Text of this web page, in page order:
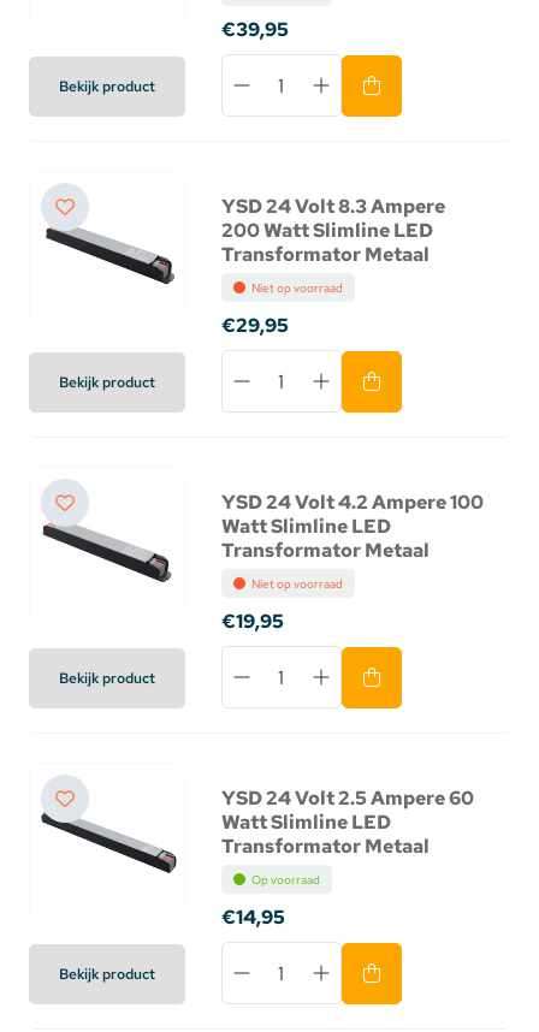
Bekijk product
€39,95
Bekijk product
YSD 24 Volt 8.3 Ampere
200 Watt Slimline LED
Transformator Metaal
Niet op voorraad
€29,95
Bekijk product
YSD 24 Volt 4.2 Ampere 100
Watt Slimline LED
Transformator Metaal
Niet op voorraad
€19,95
Bekijk product
YSD 24 Volt 2.5 Ampere 60
Watt Slimline LED
Transformator Metaal
Op voorraad
€14,95